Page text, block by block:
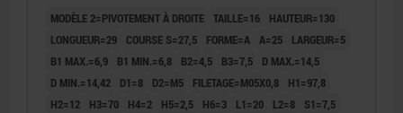
MODÈLE 2=PIVOTEMENT À DROITE TAILLE=16
HAUTEUR=130
LONGUEUR=29
COURSE S=27,5 FORME=A A=25
LARGEUR=5
B1 MAX.=6,9
B1 MIN.=6,8 B2=4,5 B3=7,5
D MAX.=14,5
D MIN.=14,42
D1=8 D2=M5 FILETAGE=M05X0,8
H1=97,8
H2=12
H3=70 H4=2 H5=2,5 H6=3 L1=20 L2=8
S1=7,5